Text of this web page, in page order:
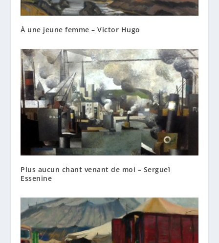
À une jeune femme – Victor Hugo
Plus aucun chant venant de moi – Sergueï
Essenine